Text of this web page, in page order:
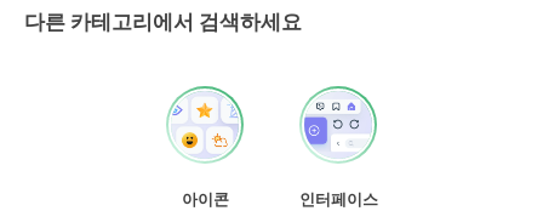
다른 카테고리에서 검색하세요
아이콘
인터페이스